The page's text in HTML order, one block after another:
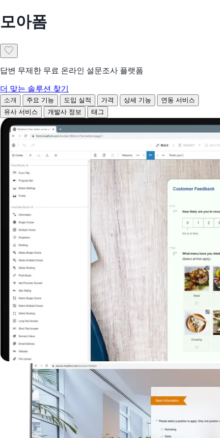
모아폼
답변 무제한 무료 온라인 설문조사 플랫폼
더 맞는 솔루션 찾기
소개 주요 기능 도입 실적 가격 상세 기능
연동 서비스
유사 서비스
개발사 정보 태그